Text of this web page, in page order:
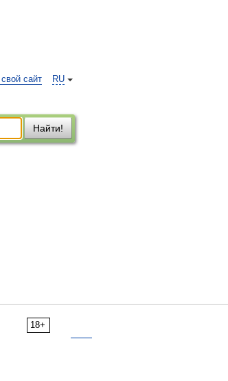
RU
сайт
Найти!
18+